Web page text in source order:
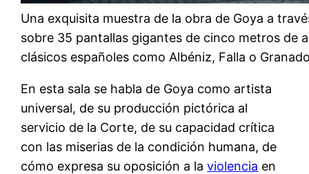
Una exquisita muestra de la obra de Goya a
sobre 35 pantallas gigantes de cinco metros de
clásicos españoles como Albéniz, Falla o
En esta sala se habla de Goya como artista
universal, de su producción pictórica al
servicio de la Corte, de su capacidad crítica
con las miserias de la condición humana, de
cómo expresa su oposición a laviolencia en